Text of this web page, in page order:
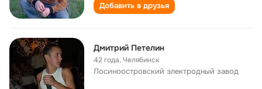
Добавить в друзья
Дмитрий Петелин
42 года,Челябинск
Лосиноостровский электродный завод